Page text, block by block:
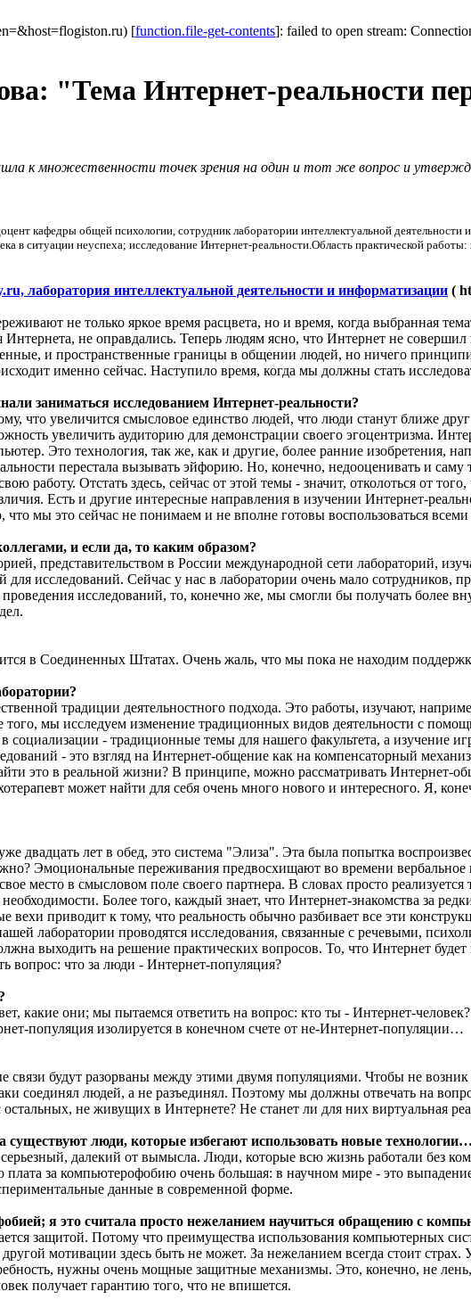
[function.file-get-contents]: failed to open stream:
"Тема Интернет-реальности
к множественности точек зрения на один и тот же вопрос и
кафедры общей психологии, сотрудник лаборатории интеллектуальной
в ситуации неуспеха; исследование Интернет-реальности.Область практической
лаборатория интеллектуальной деятельности и информатизации (
не только яркое время расцвета, но и время, когда выбранная
не оправдались. Теперь людям ясно, что Интернет не
и пространственные границы в общении людей, но ничего
именно сейчас. Наступило время, когда мы должны стать
заниматься исследованием Интернет-реальности?
что увеличится смысловое единство людей, что люди станут ближе
увеличить аудиторию для демонстрации своего эгоцентризма.
Это технология, так же, как и другие, более ранние изобретения,
перестала вызывать эйфорию. Но, конечно, недооценивать и саму
работу. Отстать здесь, сейчас от этой темы - значит, отколоться от
Есть и другие интересные направления в изучении Интернет-
мы это сейчас не понимаем и не вполне готовы воспользоваться
и если да, то каким образом?
представительством в России международной сети лабораторий,
исследований. Сейчас у нас в лаборатории очень мало сотрудников,
исследований, то, конечно же, мы смогли бы получать более
в Соединенных Штатах. Очень жаль, что мы пока не находим
традиции деятельностного подхода. Это работы, изучают,
того, мы исследуем изменение традиционных видов деятельности с
- традиционные темы для нашего факультета, а изучение
- это взгляд на Интернет-общение как на компенсаторный
это в реальной жизни? В принципе, можно рассматривать Интернет-
может найти для себя очень много нового и интересного. Я,
двадцать лет в обед, это система "Элиза". Эта была попытка
Эмоциональные переживания предвосхищают во времени вербальное
место в смысловом поле своего партнера. В словах просто
Более того, каждый знает, что Интернет-знакомства за
приводит к тому, что реальность обычно разбивает все эти
лаборатории проводятся исследования, связанные с речевыми,
выходить на решение практических вопросов. То, что Интернет
вопрос: что за люди - Интернет-популяция?
какие они; мы пытаемся ответить на вопрос: кто ты - Интернет-
популяция изолируется в конечном счете от не-Интернет-популяции…
связи будут разорваны между этими двумя популяциями. Чтобы не
соединял людей, а не разъединял. Поэтому мы должны отвечать на
не живущих в Интернете? Не станет ли для них виртуальная
люди, которые избегают использовать новые технологии…
далекий от вымысла. Люди, которые всю жизнь работали без
за компьютерофобию очень большая: в научном мире - это
данные в современной форме.
я это считала просто нежеланием научиться обращению с
защитой. Потому что преимущества использования компьютерных
мотивации здесь быть не может. За нежеланием всегда стоит
нужны очень мощные защитные механизмы. Это, конечно, не лень,
получает гарантию того, что не впишется.